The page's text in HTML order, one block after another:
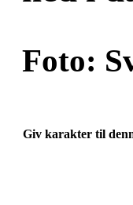
Foto:
Giv karakter til